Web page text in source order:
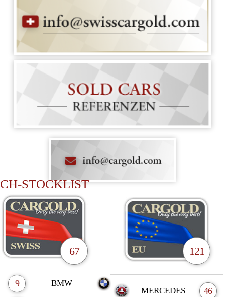
67
CH-STOCKLIST
9 BMW
121
MERCEDES 46